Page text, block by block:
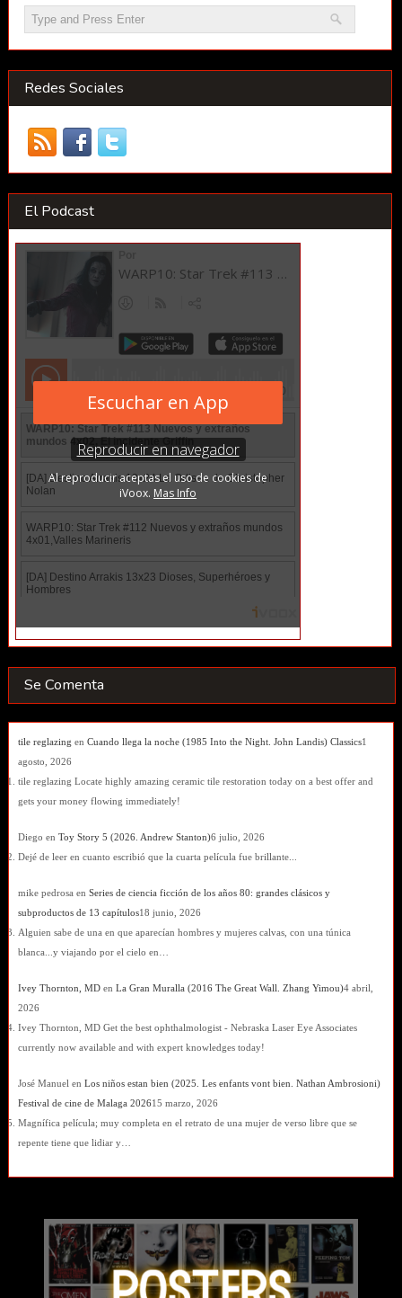
Redes Sociales
El Podcast
Se Comenta
tile reglazing en Cuando llega la noche (1985 Into the Night. John Landis) Classics1
agosto, 2026
tile reglazing Locate highly amazing ceramic tile restoration today on a best offer and
gets your money flowing immediately!
Diego en Toy Story 5 (2026. Andrew Stanton)6 julio, 2026
Dejé de leer en cuanto escribió que la cuarta película fue brillante...
mike pedrosa en Series de ciencia ficción de los años 80: grandes clásicos y
subproductos de 13 capítulos18 junio, 2026
Alguien sabe de una en que aparecían hombres y mujeres calvas, con una túnica
blanca...y viajando por el cielo en…
Ivey Thornton, MDen La Gran Muralla (2016 The Great Wall. Zhang Yimou)4 abril,
2026
Ivey Thornton, MD Get the best ophthalmologist - Nebraska Laser Eye Associates
currently now available and with expert knowledges today!
José Manuel en Los niños estan bien (2025. Les enfants vont bien. Nathan Ambrosioni)
Festival de cine de Malaga 202615 marzo, 2026
Magnífica película; muy completa en el retrato de una mujer de verso libre que se
repente tiene que lidiar y…